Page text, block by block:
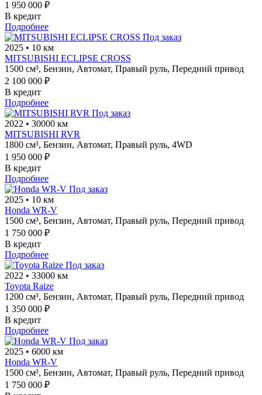
1 950 000 ₽
В кредит
Подробнее
Под заказ
2025 • 10 км
MITSUBISHI ECLIPSE CROSS
1500 см³, Бензин, Автомат, Правый руль, Передний привод
2 100 000 ₽
В кредит
Подробнее
Под заказ
2022 • 30000 км
MITSUBISHI RVR
1800 см³, Бензин, Автомат, Правый руль, 4WD
1 950 000 ₽
В кредит
Подробнее
Под заказ
2025 • 10 км
Honda WR-V
1500 см³, Бензин, Автомат, Правый руль, Передний привод
1 750 000 ₽
В кредит
Подробнее
Под заказ
2022 • 33000 км
Toyota Raize
1200 см³, Бензин, Автомат, Правый руль, Передний привод
1 350 000 ₽
В кредит
Подробнее
Под заказ
2025 • 6000 км
Honda WR-V
1500 см³, Бензин, Автомат, Правый руль, Передний привод
1 750 000 ₽